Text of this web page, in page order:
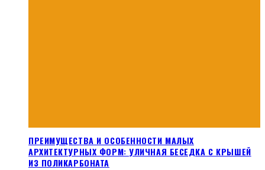
ПРЕИМУЩЕСТВА И ОСОБЕННОСТИ МАЛЫХ
АРХИТЕКТУРНЫХ ФОРМ: УЛИЧНАЯ БЕСЕДКА С КРЫШЕЙ
ИЗ ПОЛИКАРБОНАТА